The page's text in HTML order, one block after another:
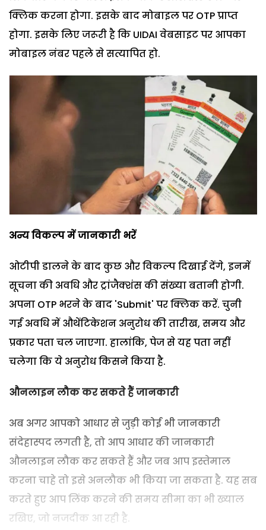
क्लिक करना होगा. इसके बाद मोबाइल पर OTP प्राप्त
होगा. इसके लिए जरूरी है कि UIDAI वेबसाइट पर आपका
मोबाइल नंबर पहले से सत्यापित हो.
अन्य विकल्प में जानकारी भरें
ओटीपी डालने के बाद कुछ और विकल्प दिखाई देंगे, इनमें
सूचना की अवधि और ट्रांजैक्शंस की संख्या बतानी होगी.
अपना OTP भरने के बाद 'Submit' पर क्लिक करें. चुनी
गई अवधि में औथेंटिकेशन अनुरोध की तारीख, समय और
प्रकार पता चल जाएगा. हालांकि, पेज से यह पता नहीं
चलेगा कि ये अनुरोध किसने किया है.
औनलाइन लौक कर सकते हैं जानकारी
अब अगर आपको आधार से जुड़ी कोई भी जानकारी
संदेहास्पद लगती है, तो आप आधार की जानकारी
औनलाइन लौक कर सकते हैं और जब आप इस्तेमाल
करना चाहे तो इसे अनलौक भी किया जा सकता है. यह सब
करते हुए आप लिंक करने की समय सीमा का भी ख्याल
रखिए, जो नजदीक आ रही है.